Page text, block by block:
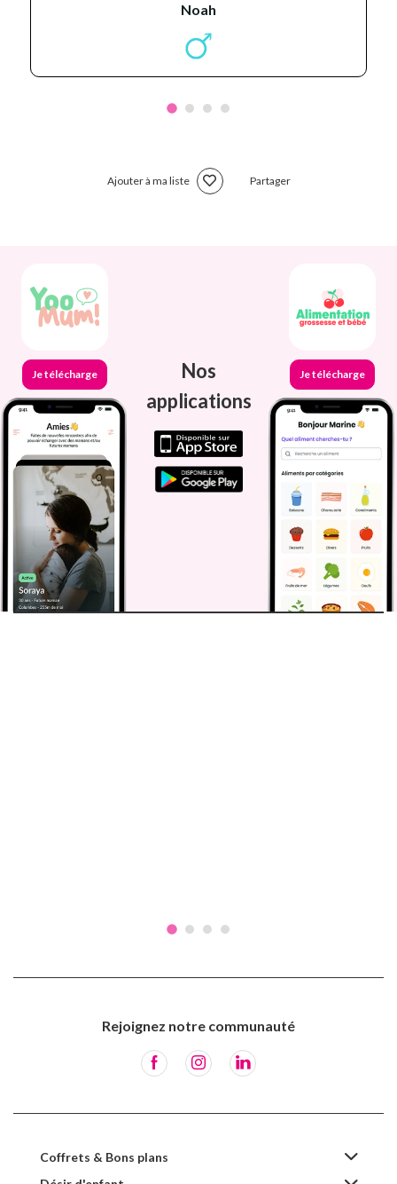
noah
Ajouter à ma liste Partager
Je télécharge
Nos
applications
Je télécharge
Rejoignez notre communauté
Coffrets & Bons plans